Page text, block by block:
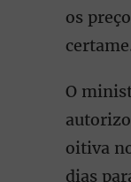
os
O
oitiva
dias